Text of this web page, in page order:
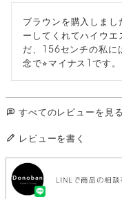
ブラウンを購入しま
ーしてくれてハイウ
だ、156センチの私に
念で⭐︎マイナス1です。
すべてのレビューを見る
レビューを書く